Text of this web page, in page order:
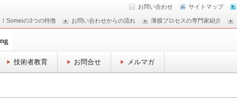
お問い合わせ サイトマップ
Someiの3つの特徴 お問い合わせからの流れ 薄膜プロセスの専門家紹介
技術者教育 お問合せ メルマガ